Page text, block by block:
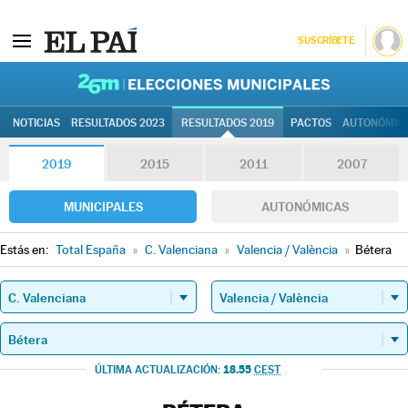
SUSCRÍBETE
NOTICIAS RESULTADOS 2023 RESULTADOS 2019 PACTOS
2019 2015 2011 2007
MUNICIPALES AUTONÓMICAS
Estás en: Total España » C. Valenciana » Valencia / València » Bétera
ÚLTIMA ACTUALIZACIÓN: 18.55 CEST